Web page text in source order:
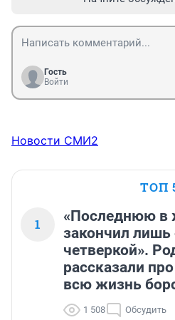
Гость
Войти
Новости СМИ2
ТОП
1
«Последнюю в
закончил лишь
четверкой».
рассказали
всю жизнь
1 508 Обсудить